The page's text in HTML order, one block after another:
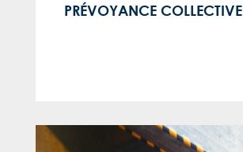
PRÉVOYANCE COLLECTIVE